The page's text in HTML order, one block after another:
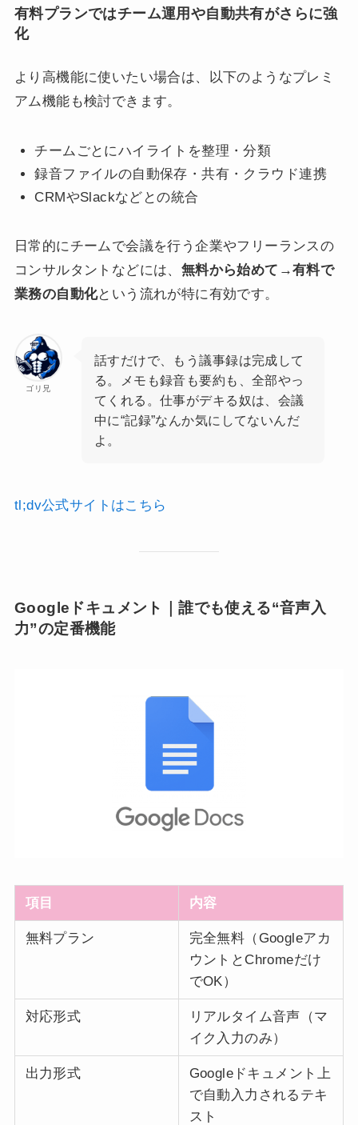
有料プランではチーム運用や自動共有がさらに強
化
より高機能に使いたい場合は、以下のようなプレミ
アム機能も検討できます。
チームごとにハイライトを整理・分類
録音ファイルの自動保存・共有・クラウド連携
CRMやSlackなどとの統合
日常的にチームで会議を行う企業やフリーランスの
コンサルタントなどには、 無料から始めて→有料で
業務の自動化という流れが特に有効です。
ゴリ兄
話すだけで、もう議事録は完成して
る。メモも録音も要約も、全部やっ
てくれる。仕事がデキる奴は、会議
中に“記録”なんか気にしてないんだ
よ。
tl;dv公式サイトはこちら
Googleドキュメント｜誰でも使える“音声入
力”の定番機能
項目 内容
無料プラン
完全無料（Googleアカ
ウントとChromeだけ
でOK）
対応形式
リアルタイム音声（マ
イク入力のみ）
出力形式
Googleドキュメント上
で自動入力されるテキ
スト